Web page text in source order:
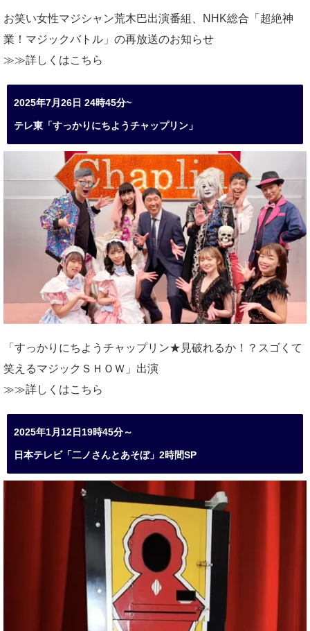
お笑い女性マジシャン荒木巴出演番組、
NHK総合「超絶神
業！マジックバトル」の再放送のお知らせ
≫≫詳しくはこちら
2025年7月26日 24時45分~
テレ東「すっかりにちようチャップリン」
「すっかりにちようチャップリン★見破れるか！？スゴくて
笑えるマジックＳＨＯＷ」出演
≫≫詳しくはこちら
2025年1月12日19時45分～
日本テレビ「二ノさんとあそぼ」2時間SP